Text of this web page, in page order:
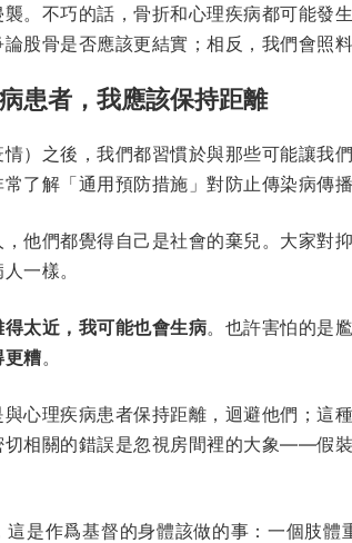
。不巧的話，骨折和心理疾病都可能發
股骨是否應該更結實；相反，我們會照料
患者，我應該保持距離
）之後，我們都習慣於與那些可能讓我
了解「通用預防措施」對防止傳染病傳播
他們都覺得自己是社會的棄兒。大家對
一樣。
得太近，我可能也會生病。也許害怕的是
更糟。
心理疾病患者保持距離，迴避他們；這
相關的錯誤是忽視房間裡的大象——假
是作爲基督的身體該做的事：一個肢體